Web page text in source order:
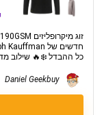
כל ההבדל ❄️🔥 שילוב